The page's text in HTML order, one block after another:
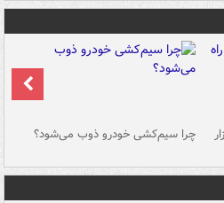
چرا سیم‌کشی خودرو ذوب می‌شود؟